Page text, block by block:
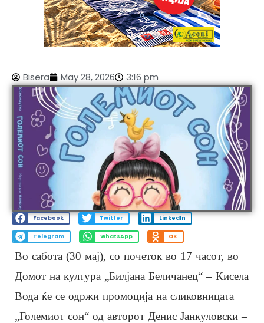
Bisera May 28, 2026 3:16 pm
Facebook Twitter LinkedIn
Telegram WhatsApp OK
Во сабота (30 мај), со почеток во 17 часот, во
Домот на култура „Билјана Беличанец“ – Кисела
Вода ќе се одржи промоција на сликовницата
„Големиот сон“ од авторот Денис Јанкуловски –